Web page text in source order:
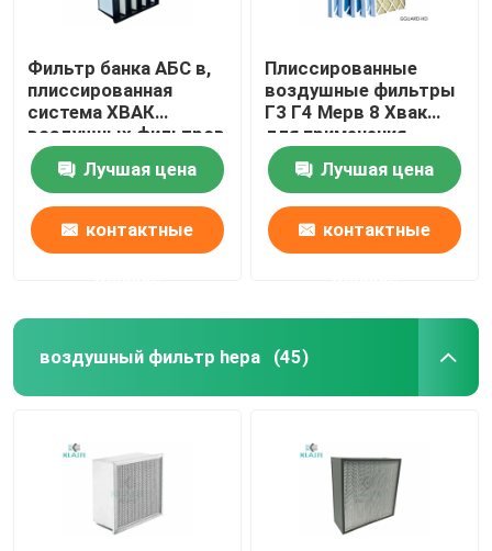
Фильтр банка АБС в,
плиссированная
система ХВАК
воздушных фильтров
ХЭПА с пластиковой
рамкойЛучшая цена
контактные
Плиссированные
воздушные фильтры
Г3 Г4 Мерв 8 Хвак
для применения
промышленных/
КоммерикалЛучшая цена
контактные
воздушный фильтр hepa (45)